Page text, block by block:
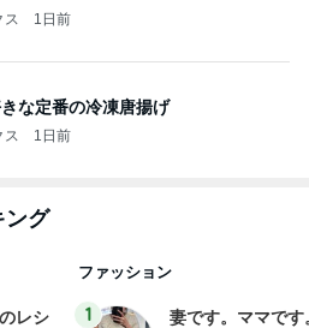
ス 1日前
な定番の冷凍唐揚げ
ス 1日前
ング
レシ
ファッション
1
妻です。ママです